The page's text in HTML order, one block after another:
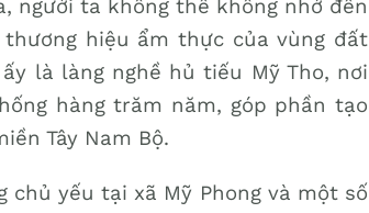
người ta không thể không nhớ đến
hiệu ẩm thực của vùng đất
là làng nghề hủ tiếu Mỹ Tho, nơi
hàng trăm năm, góp phần tạo
Tây Nam Bộ.
yếu tại xã Mỹ Phong và một số